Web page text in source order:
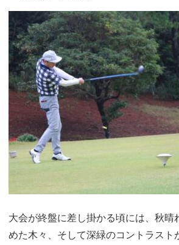
大会が終盤に差し掛かる頃には、秋晴
めた木々、そして深緑のコントラスト